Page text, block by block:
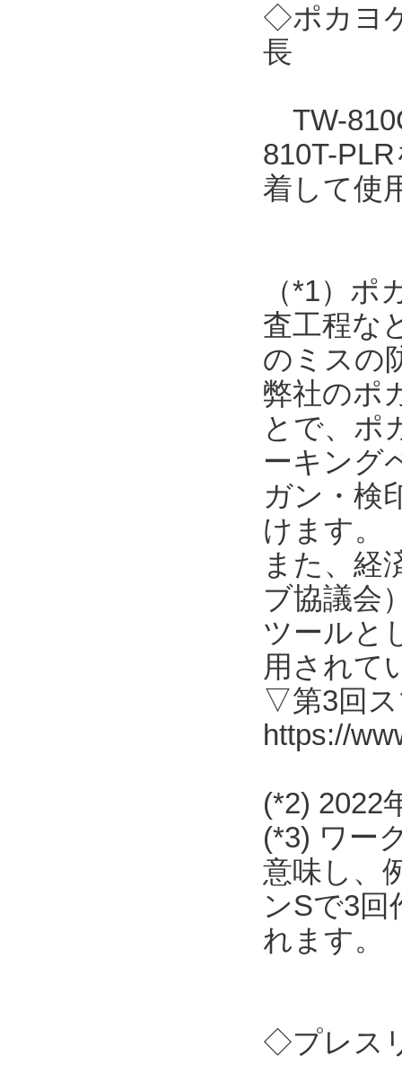
◇ポカヨ
長
TW-
810T-
着して使
（*1）
査工程な
のミスの
弊社のポ
とで、ポ
ーキング
ガン・検
けます。
また、経
ブ協議会
ツールと
用されて
▽第3回ス
https://
(*2) 2022
(*3) ワー
意味し、
ンSで3回
れます。
◇プレス